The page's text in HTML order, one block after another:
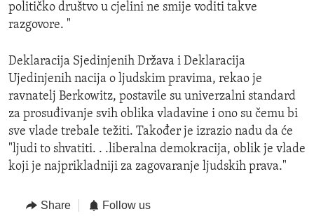
političko društvo u cjelini ne smije voditi takve
razgovore. "
Deklaracija Sjedinjenih Država i Deklaracija
Ujedinjenih nacija o ljudskim pravima, rekao je
ravnatelj Berkowitz, postavile su univerzalni standard
za prosuđivanje svih oblika vladavine i ono su čemu bi
sve vlade trebale težiti. Također je izrazio nadu da će
"ljudi to shvatiti. . .liberalna demokracija, oblik je vlade
koji je najprikladniji za zagovaranje ljudskih prava."
Share Follow us